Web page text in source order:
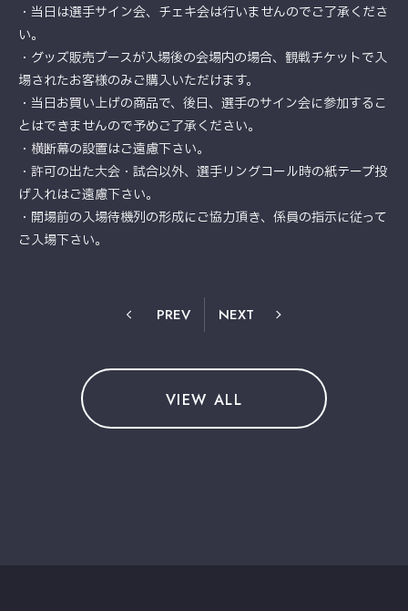
・当日は選手サイン会、チェキ会は行いませんのでご了承くださ
い。
・グッズ販売ブースが入場後の会場内の場合、観戦チケットで入
場されたお客様のみご購入いただけます。
・当日お買い上げの商品で、後日、選手のサイン会に参加するこ
とはできませんので予めご了承ください。
・横断幕の設置はご遠慮下さい。
・許可の出た大会・試合以外、選手リングコール時の紙テープ投
げ入れはご遠慮下さい。
・開場前の入場待機列の形成にご協力頂き、係員の指示に従って
ご入場下さい。
PREV NEXT
VIEW ALL